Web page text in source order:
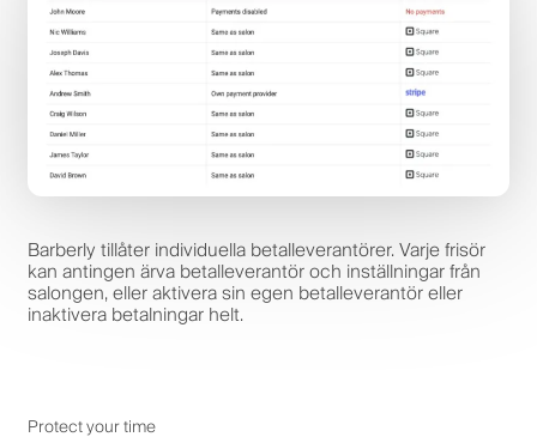
Barberly tillåter individuella betalleverantörer. Varje frisör
kan antingen ärva betalleverantör och inställningar från
salongen, eller aktivera sin egen betalleverantör eller
inaktivera betalningar helt.
Protect your time